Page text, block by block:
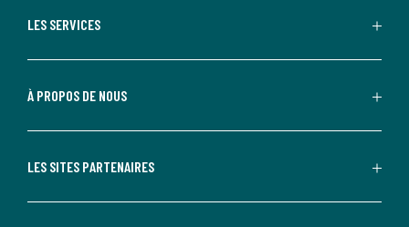
LES SERVICES
À PROPOS DE NOUS
LES SITES PARTENAIRES